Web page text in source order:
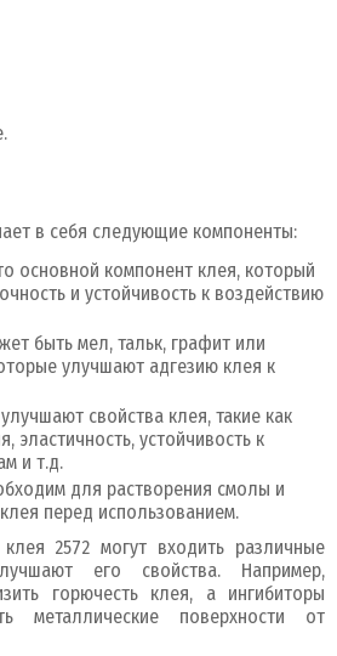
в себя следующие компоненты:
основной компонент клея, который
и устойчивость к воздействию
быть мел, тальк, графит или
улучшают адгезию клея к
свойства клея, такие как
эластичность, устойчивость к
и т.д.
для растворения смолы и
перед использованием.
2572 могут входить различные
его свойства. Например,
горючесть клея, а ингибиторы
металлические поверхности от